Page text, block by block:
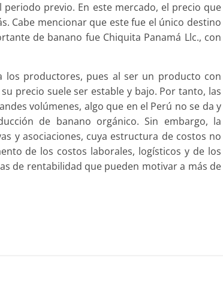
previo. En este mercado, el precio que
Cabe mencionar que este fue el único destino
de banano fue Chiquita Panamá Llc., con
productores, pues al ser un producto con
precio suele ser estable y bajo. Por tanto, las
volúmenes, algo que en el Perú no se da y
de banano orgánico. Sin embargo, la
y asociaciones, cuya estructura de costos no
de los costos laborales, logísticos y de los
de rentabilidad que pueden motivar a más de